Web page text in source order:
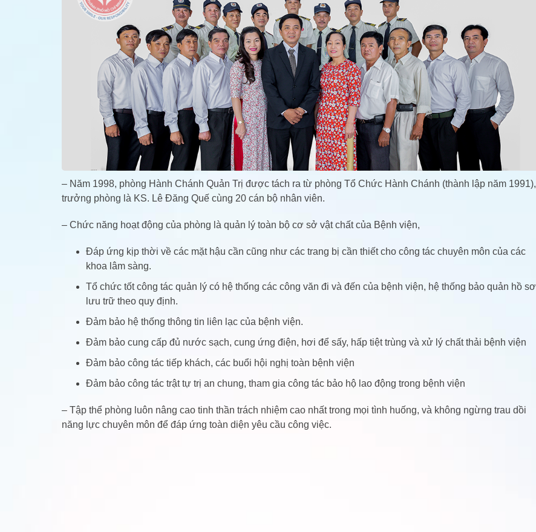
– Năm 1998, phòng Hành Chánh Quản Trị được tách ra từ phòng Tổ Chức Hành Chánh (thành lập năm 1991),
trưởng phòng là KS. Lê Đăng Quế cùng 20 cán bộ nhân viên.
– Chức năng hoạt động của phòng là quản lý toàn bộ cơ sở vật chất của Bệnh viện,
Đáp ứng kịp thời về các mặt hậu cần cũng như các trang bị cần thiết cho công tác chuyên môn của các
khoa lâm sàng.
Tổ chức tốt công tác quản lý có hệ thống các công văn đi và đến của bệnh viện, hệ thống bảo quản hồ sơ
lưu trữ theo quy định.
Đảm bảo hệ thống thông tin liên lạc của bệnh viện.
Đảm bảo cung cấp đủ nước sạch, cung ứng điện, hơi để sấy, hấp tiệt trùng và xử lý chất thải bệnh viện
Đảm bảo công tác tiếp khách, các buổi hội nghị toàn bệnh viện
Đảm bảo công tác trật tự trị an chung, tham gia công tác bảo hộ lao động trong bệnh viện
– Tập thể phòng luôn nâng cao tinh thần trách nhiệm cao nhất trong mọi tình huống, và không ngừng trau dồi
năng lực chuyên môn để đáp ứng toàn diện yêu cầu công việc.